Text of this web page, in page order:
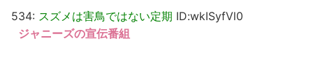
534: スズメは害鳥ではない定期 ID:wkISyfVl0
ジャニーズの宣伝番組